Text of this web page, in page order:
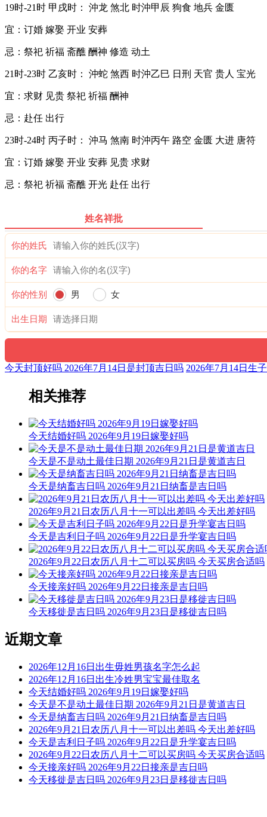
19时-21时 甲戌时： 沖龙 煞北 时沖甲辰 狗食 地兵 金匮
宜：订婚 嫁娶 开业 安葬
忌：祭祀 祈福 斋醮 酬神 修造 动土
21时-23时 乙亥时： 沖蛇 煞西 时沖乙巳 日刑 天官 贵人 宝光
宜：求财 见贵 祭祀 祈福 酬神
忌：赴任 出行
23时-24时 丙子时： 沖马 煞南 时沖丙午 路空 金匮 大进 唐符
宜：订婚 嫁娶 开业 安葬 见贵 求财
忌：祭祀 祈福 斋醮 开光 赴任 出行
姓名祥批
你的姓氏
你的名字
你的性别 男 女
出生日期
今天封顶好吗 2026年7月14日是封顶吉日吗 2026年7月14日生
相关推荐
今天结婚好吗 2026年9月19日嫁娶好吗
今天是不是动土最佳日期 2026年9月21日是黄道吉日
今天是纳畜吉日吗 2026年9月21日纳畜是吉日吗
2026年9月21日农历八月十一可以出差吗 今天出差好吗
今天是吉利日子吗 2026年9月22日是升学宴吉日吗
2026年9月22日农历八月十二可以买房吗 今天买房合适吗
今天接亲好吗 2026年9月22日接亲是吉日吗
今天移徙是吉日吗 2026年9月23日是移徙吉日吗
近期文章
2026年12月16日出生毋姓男孩名字怎么起
2026年12月16日出生冷姓男宝宝最佳取名
今天结婚好吗 2026年9月19日嫁娶好吗
今天是不是动土最佳日期 2026年9月21日是黄道吉日
今天是纳畜吉日吗 2026年9月21日纳畜是吉日吗
2026年9月21日农历八月十一可以出差吗 今天出差好吗
今天是吉利日子吗 2026年9月22日是升学宴吉日吗
2026年9月22日农历八月十二可以买房吗 今天买房合适吗
今天接亲好吗 2026年9月22日接亲是吉日吗
今天移徙是吉日吗 2026年9月23日是移徙吉日吗